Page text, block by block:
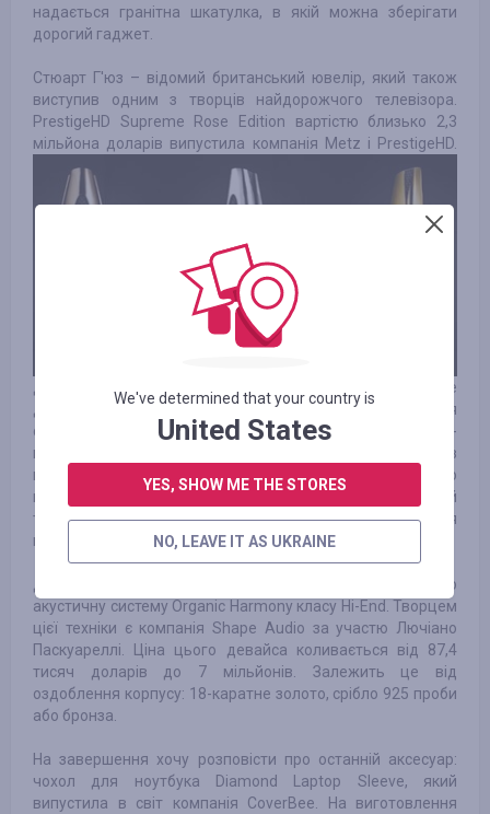
надається гранітна шкатулка, в якій можна зберігати
дорогий гаджет.
Стюарт Г'юз – відомий британський ювелір, який також
виступив одним з творців найдорожчого телевізора.
PrestigeHD Supreme Rose Edition вартістю близько 2,3
мільйона доларів випустила компанія Metz і PrestigeHD.
Діагональ екрана складає 55 дюймів, що цілком підійде
для новітньої технології телебачення – 4К. Для
оздоблення рами телевізора використали немало-
небагато – 28 кг чистого золота, однокаратні діаманти в
кількості 72 штук, аметисти та бурштин. Шкірою
крокодила оброблено задню панель цієї моделі. Такий
телевізор вийшов у світ у 3-х примірниках, спеціально для
привілейованих клієнтів.
Для поціновувачів чистого звучання було випущено
акустичну систему Organic Harmony класу Hi-End. Творцем
цієї техніки є компанія Shape Audio за участю Лючіано
Паскуареллі. Ціна цього девайса коливається від 87,4
тисяч доларів до 7 мільйонів. Залежить це від
оздоблення корпусу: 18-каратне золото, срібло 925 проби
або бронза.
На завершення хочу розповісти про останній аксесуар:
чохол для ноутбука Diamond Laptop Sleeve, який
випустила в світ компанія CoverBee. На виготовлення
We've determined that your country is
United States
YES, SHOW ME THE STORES
NO, LEAVE IT AS UKRAINE